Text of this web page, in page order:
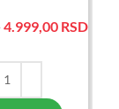
4.999,00 RSD